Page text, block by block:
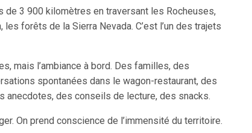
de 3 900 kilomètres en traversant les Rocheuses,
forêts de la Sierra Nevada. C’est l’un des trajets
mais l’ambiance à bord. Des familles, des
spontanées dans le wagon-restaurant, des
anecdotes, des conseils de lecture, des snacks.
On prend conscience de l’immensité du territoire.